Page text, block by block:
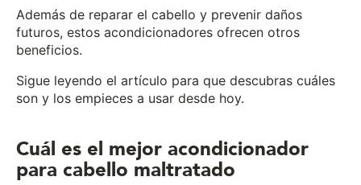
Además de reparar el cabello y prevenir daños
futuros, estos acondicionadores ofrecen otros
beneficios.
Sigue leyendo el artículo para que descubras cuáles
son y los empieces a usar desde hoy.
Cuál es el mejor acondicionador
para cabello maltratado